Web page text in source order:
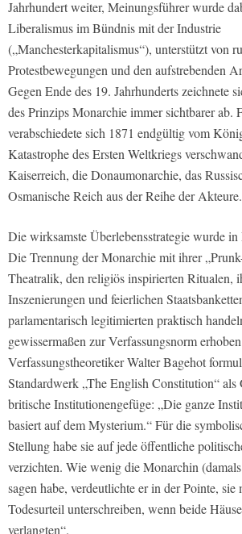
Jahrhundert weiter, Meinungsführer wurde
Liberalismus im Bündnis mit der Industrie
(„Manchesterkapitalismus“), unterstützt von
Protestbewegungen und den aufstrebenden
Gegen Ende des 19. Jahrhunderts zeichnete
des Prinzips Monarchie immer sichtbarer ab.
verabschiedete sich 1871 endgültig vom
Katastrophe des Ersten Weltkriegs
Kaiserreich, die Donaumonarchie, das
Osmanische Reich aus der Reihe der Akteure.
Die wirksamste Überlebensstrategie wurde
Die Trennung der Monarchie mit ihrer
Theatralik, den religiös inspirierten Ritualen,
Inszenierungen und feierlichen
parlamentarisch legitimierten praktisch
gewissermaßen zur Verfassungsnorm
Verfassungstheoretiker Walter Bagehot
Standardwerk „The English Constitution“ als
britische Institutionengefüge: „Die ganze
basiert auf dem Mysterium.“ Für die
Stellung habe sie auf jede öffentliche
verzichten. Wie wenig die Monarchin
sagen habe, verdeutlichte er in der Pointe, sie
Todesurteil unterschreiben, wenn beide
verlangten“.